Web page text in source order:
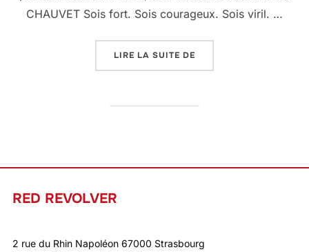
CHAUVET Sois fort. Sois courageux. Sois viril. …
LIRE LA SUITE DE
RED REVOLVER
2 rue du Rhin Napoléon 67000 Strasbourg